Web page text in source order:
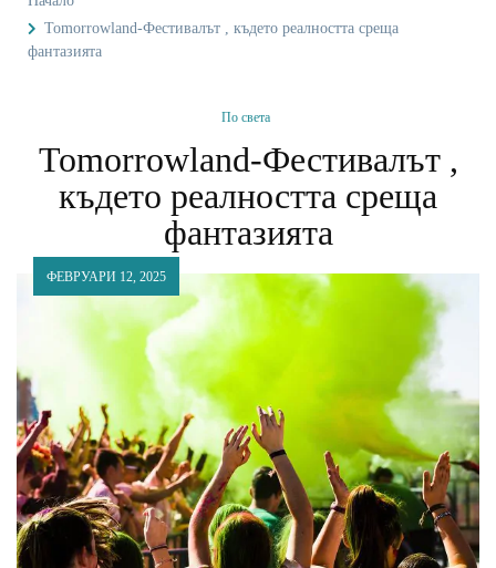
Tomorrowland-Фестивалът , където реалността среща
фантазията
По света
Tomorrowland-Фестивалът ,
където реалността среща
фантазията
ФЕВРУАРИ 12, 2025